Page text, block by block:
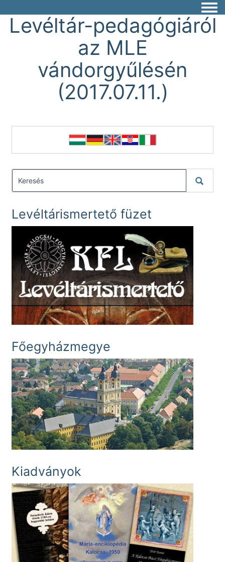
Levéltár-pedagógiáról
az MLE
vándorgyűlésén
(2017.07.11.)
Levéltárismertető füzet
Főegyházmegye
Kiadványok